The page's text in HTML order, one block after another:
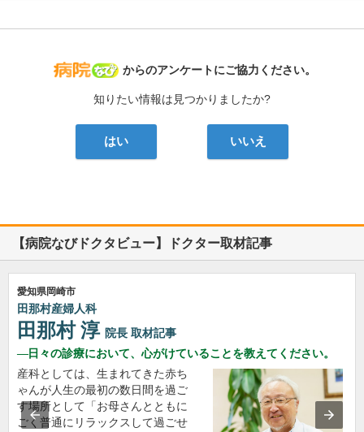
病院なび
からのアンケートにご協力ください。
知りたい情報は見つかりましたか?
はい いいえ
【病院なびドクタビュー】ドクター取材記事
愛知県岡崎市
田那村産婦人科
田那村 淳 院長 取材記事
日々の診療において、心がけていることを教えてください。
産科としては、生まれてきた赤ち
ゃんが人生の最初の数日間を過ご
す場所として「お母さんとともに
ごく普通にリラックスして過ごせ